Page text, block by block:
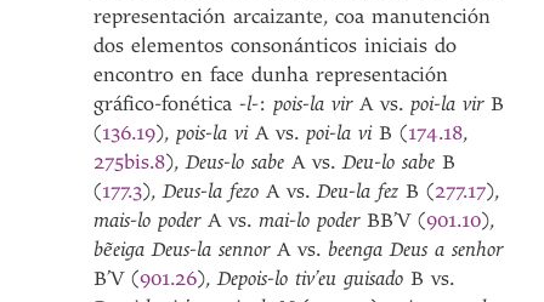
representación arcaizante, coa manutención
dos elementos consonánticos iniciais do
encontro en face dunha representación
gráfico-fonética -l-:pois-la virA vs.poi-la virB
(136.19),pois-la viA vs.poi-la viB (174.18,
275bis.8),Deus-lo sabe A vs.Deu-lo sabe B
(177.3),Deus-la fezo A vs.Deu-la fez B (277.17),
mais-lo poderA vs.mai-lo poderBB’V (901.10),
bẽeiga Deus-la sennorA vs.beenga Deus a senhor
B’V (901.26),Depois-lo tiv’eu guisado B vs.